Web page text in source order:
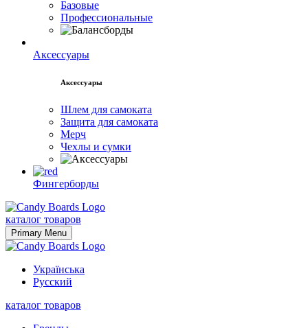
Базовые
Профессиональные
Аксессуары
Аксессуары
Шлем для самоката
Защита для самоката
Мерч
Чехлы и сумки
Фингерборды
Skip
to
content
каталог товаров
Primary Menu
Українська
Русский
каталог товаров